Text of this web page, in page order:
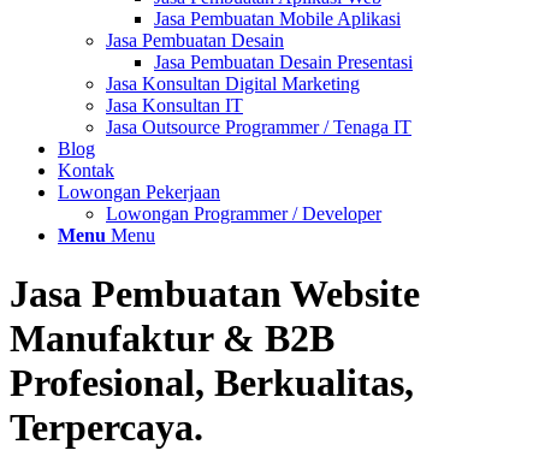
Jasa Pembuatan Mobile Aplikasi
Jasa Pembuatan Desain
Jasa Pembuatan Desain Presentasi
Jasa Konsultan Digital Marketing
Jasa Konsultan IT
Jasa Outsource Programmer / Tenaga IT
Blog
Kontak
Lowongan Pekerjaan
Lowongan Programmer / Developer
Menu Menu
Jasa Pembuatan Website
Manufaktur & B2B
Profesional, Berkualitas,
Terpercaya.